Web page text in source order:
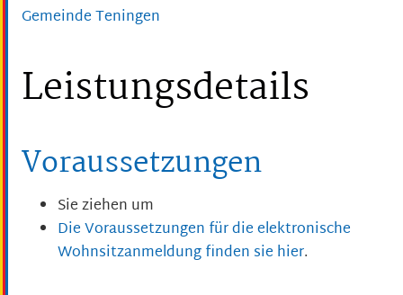
Gemeinde Teningen
Leistungsdetails
Voraussetzungen
Sie ziehen um
Die Voraussetzungen für die elektronische
Wohnsitzanmeldung finden sie hier.